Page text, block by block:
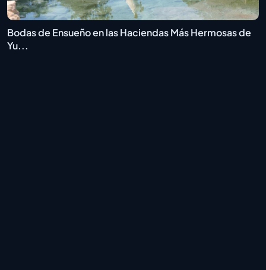
Bodas de Ensueño en las Haciendas Más Hermosas de
Yu...